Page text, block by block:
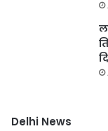
Delhi News